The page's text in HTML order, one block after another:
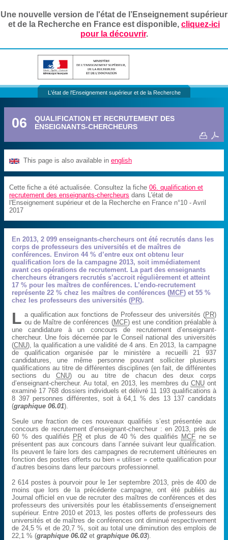
Une nouvelle version de l'état de l’Enseignement supérieur
et de la Recherche en France est disponible, cliquez-ici
pour la découvrir.
L'état de l'Enseignement supérieur et de la Recherche
06
QUALIFICATION ET RECRUTEMENT DES
ENSEIGNANTS-CHERCHEURS
This page is also available inenglish
Cette fiche a été actualisée. Consultez la fiche06. qualification et
recrutement des enseignants-chercheurs dans L'état de
l'Enseignement supérieur et de la Recherche en France n°10 - Avril
2017
En 2013, 2 099 enseignants-chercheurs ont été recrutés dans les
corps de professeurs des universités et de maîtres de
conférences. Environ 44 % d’entre eux ont obtenu leur
qualification lors de la campagne 2013, soit immédiatement
avant ces opérations de recrutement. La part des enseignants
chercheurs étrangers recrutés s’accroit régulièrement et atteint
17 % pour les maîtres de conférences. L’endo-recrutement
représente 22 % chez les maîtres de conférences (MCF) et 55 %
chez les professeurs des universités (PR).
L a qualification aux fonctions de Professeur des universités (PR)
ou de Maître de conférences (MCF) est une condition préalable à
une candidature à un concours de recrutement d’enseignant-
chercheur. Une fois décernée par le Conseil national des universités
(CNU), la qualification a une validité de 4 ans. En 2013, la campagne
de qualification organisée par le ministère a recueilli 21 937
candidatures, une même personne pouvant solliciter plusieurs
qualifications au titre de différentes disciplines (en fait, de différentes
sections duCNU) ou au titre de chacun des deux corps
d’enseignant-chercheur. Au total, en 2013, les membres du CNUont
examiné 17 768 dossiers individuels et délivré 11 193 qualifications à
8 397 personnes différentes, soit à 64,1 % des 13 137 candidats
(graphique 06.01).
Seule une fraction de ces nouveaux qualifiés s’est présentée aux
concours de recrutement d’enseignant-chercheur : en 2013, près de
60 % des qualifiés PR et plus de 40 % des qualifiés MCF ne se
présentent pas aux concours dans l’année suivant leur qualification.
Ils peuvent le faire lors des campagnes de recrutement ultérieures en
fonction des postes offerts ou bien « utiliser » cette qualification pour
d’autres besoins dans leur parcours professionnel.
2 614 postes à pourvoir pour le 1er septembre 2013, près de 400 de
moins que lors de la précédente campagne, ont été publiés au
Journal officiel en vue de recruter des maîtres de conférences et des
professeurs des universités pour les établissements d’enseignement
supérieur. Entre 2010 et 2013, les postes offerts de professeurs des
universités et de maîtres de conférences ont diminué respectivement
de 24,5 % et de 20,7 %, soit au total une diminution des emplois de
22,1 % (graphique 06.02 etgraphique 06.03).